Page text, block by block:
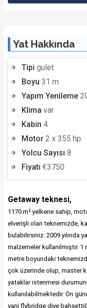
Yat Hakkında
Tipi gulet
Boyu 31 m.
Yapım Yenileme
Klima var
Kabin 4
Motor 2 x 355 hp.
Yolcu Sayısı 8
Fiyatı €3750
Getaway teknesi,
1170 m² yelkene sahip,
elverişli olan teknemizde,
bulabilirsiniz. 2009 yılında
malzemeler kullanılmıştır.
metre boyundaki
çok üzerinde olup, master
yataklar istenmesi
kullanılabilmektedir. Ön
yani flybridge diye